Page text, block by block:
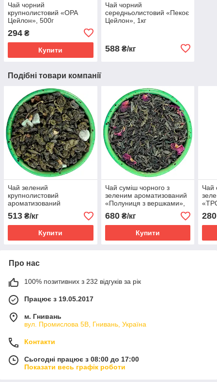
Чай чорний
крупнолистовий «ОРА
Цейлон», 500г
294 ₴
Купити
Чай чорний
середньолистовий «Пекоє
Цейлон», 1кг
588₴/кг
Подібні товари компанії
Чай зелений
крупнолистовий
ароматизований
«Фруктовий рай», 1кг
513 ₴/кг
Купити
Чай суміш чорного з
зеленим ароматизований
«Полуниця з вершками»,
1кг
680₴/кг
Купити
Чай
280
Про нас
100% позитивних з 232 відгуків за рік
Працює з 19.05.2017
м. Гнивань
вул. Промислова 5В, Гнивань, Україна
Контакти
Сьогодні працює з 08:00 до 17:00
Показати весь графік роботи